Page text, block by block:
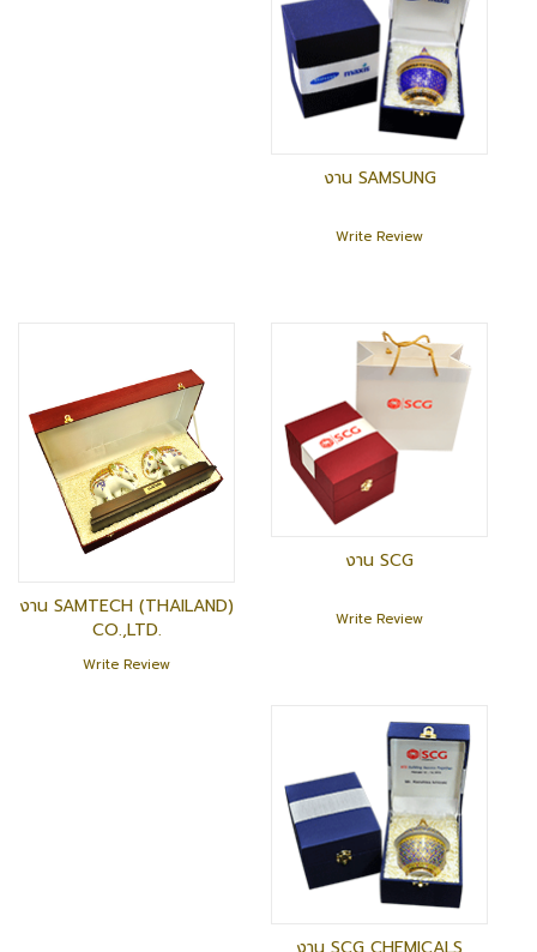
งาน SAMSUNG
Write Review
งาน SAMTECH (THAILAND)
CO.,LTD.
Write Review
งาน SCG
Write Review